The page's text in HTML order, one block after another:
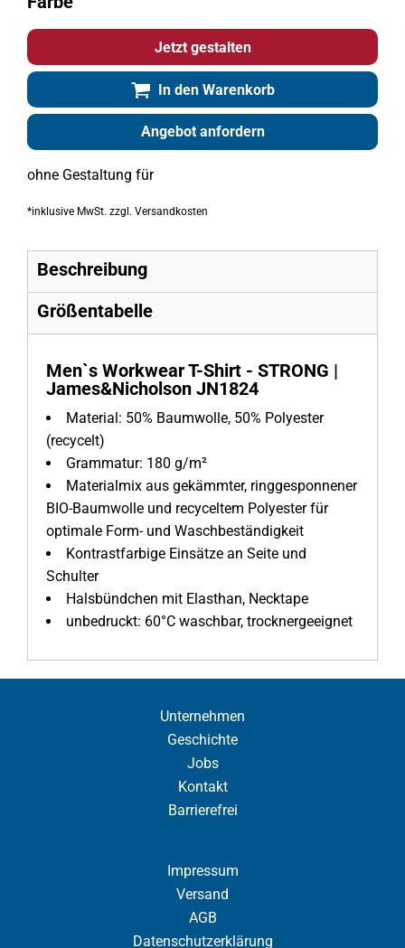
Jetzt gestalten
In den Warenkorb
ohne Gestaltung für
*inklusive MwSt. zzgl. Versandkosten
Beschreibung
Größentabelle
Men`s Workwear T-Shirt - STRONG |
James&Nicholson JN1824
Material: 50% Baumwolle, 50% Polyester
(recycelt)
Grammatur: 180 g/m²
Materialmix aus gekämmter, ringgesponnener
BIO-Baumwolle und recyceltem Polyester für
optimale Form- und Waschbeständigkeit
Kontrastfarbige Einsätze an Seite und
Schulter
Halsbündchen mit Elasthan, Necktape
unbedruckt: 60°C waschbar, trocknergeeignet
Angebot anfordern
Unternehmen
Geschichte
Jobs
Kontakt
Barrierefrei
Impressum
Versand
AGB
Datenschutzerklärung